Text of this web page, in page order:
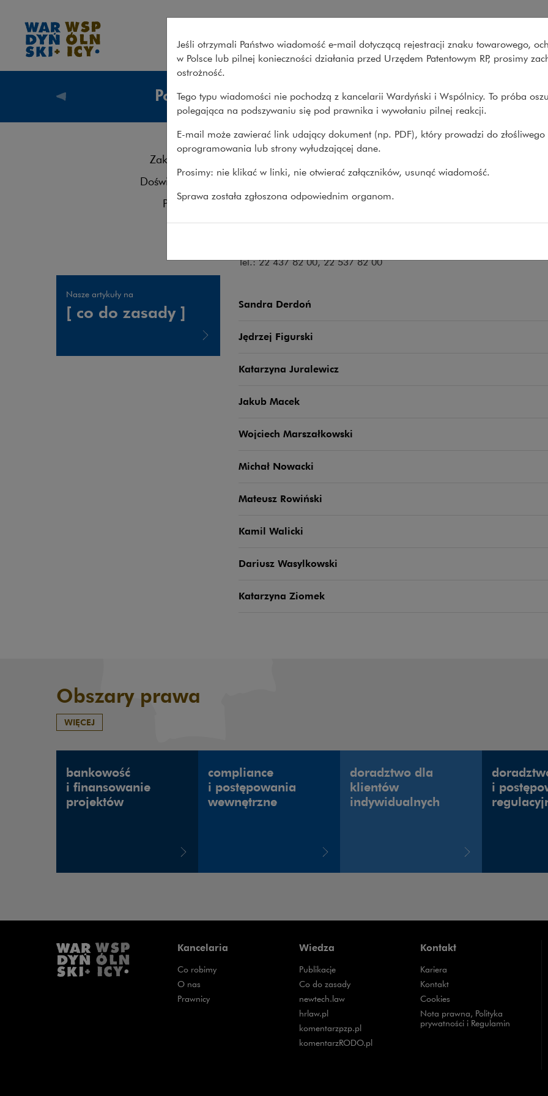
Co robimy O nas Nasze
Podatki
Zakres usług
Doświadczenie
Publikacje
Zespół
Nasze artykuły na
[ co do zasady ]
Co robimy> Obszary prawa> Podatki> Zespół
Zespół
Kontakt:
Tel.: 22 437 82 00, 22 537 82 00
Sandra Derdoń
Jędrzej Figurski
Katarzyna Juralewicz
Jakub Macek
Wojciech Marszałkowski
Michał Nowacki
Mateusz Rowiński
Kamil Walicki
Dariusz Wasylkowski
Katarzyna Ziomek
Obszary prawa
WIĘCEJ
bankowość
i finansowanie
projektów
compliance
i postępowania
wewnętrzne
doradztwo dla
klientów
indywidualnych
i
Kancelaria
Co robimy
O nas
Prawnicy
Wiedza
Publikacje
Co do zasadyUwaga, link zostanie otwarty w nowym oknie
newtech.lawUwaga, link zostanie otwarty w nowym oknie
hrlaw.plUwaga, link zostanie otwarty w nowym oknie
komentarzpzp.plUwaga, link zostanie otwarty w nowym oknie
komentarzRODO.plUwaga, link zostanie otwarty w nowym oknie
Kontakt
Kariera
Kontakt
Cookies
Nota prawna, Polityka
prywatności i Regulamin
Jeśli otrzymali Państwo wiadomość e‑mail dotyczącą rejestracji znaku towarowego,
w Polsce lub pilnej konieczności działania przed Urzędem Patentowym RP, prosimy
ostrożność.
Tego typu wiadomości nie pochodzą z kancelarii Wardyński i Wspólnicy. To próba
polegająca na podszywaniu się pod prawnika i wywołaniu pilnej reakcji.
E-mail może zawierać link udający dokument (np. PDF), który prowadzi do złośliwego
oprogramowania lub strony wyłudzającej dane.
Prosimy: nie klikać w linki, nie otwierać załączników, usunąć wiadomość.
Sprawa została zgłoszona odpowiednim organom.